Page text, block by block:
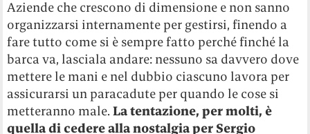
Aziende che crescono di dimensione e non sanno
organizzarsi internamente per gestirsi, finendo a
fare tutto come si è sempre fatto perché finché la
barca va, lasciala andare: nessuno sa davvero dove
mettere le mani e nel dubbio ciascuno lavora per
assicurarsi un paracadute per quando le cose si
metteranno male.La tentazione, per molti, è
quella di cedere alla nostalgia per Sergio